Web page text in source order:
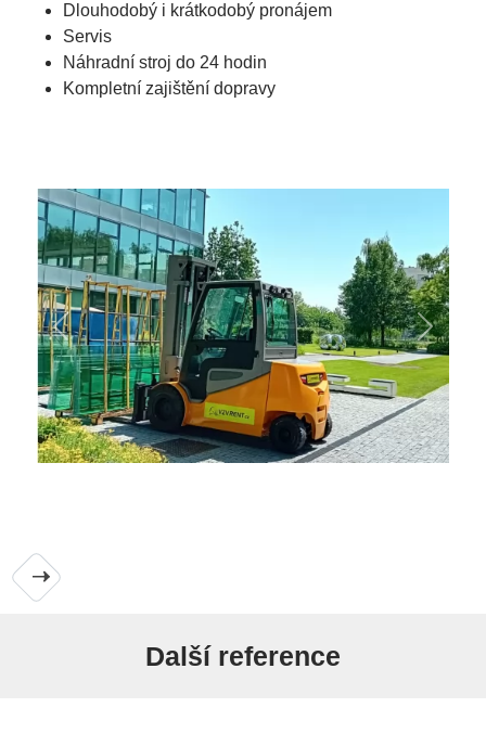
Dlouhodobý i krátkodobý pronájem
Servis
Náhradní stroj do 24 hodin
Kompletní zajištění dopravy
Další reference